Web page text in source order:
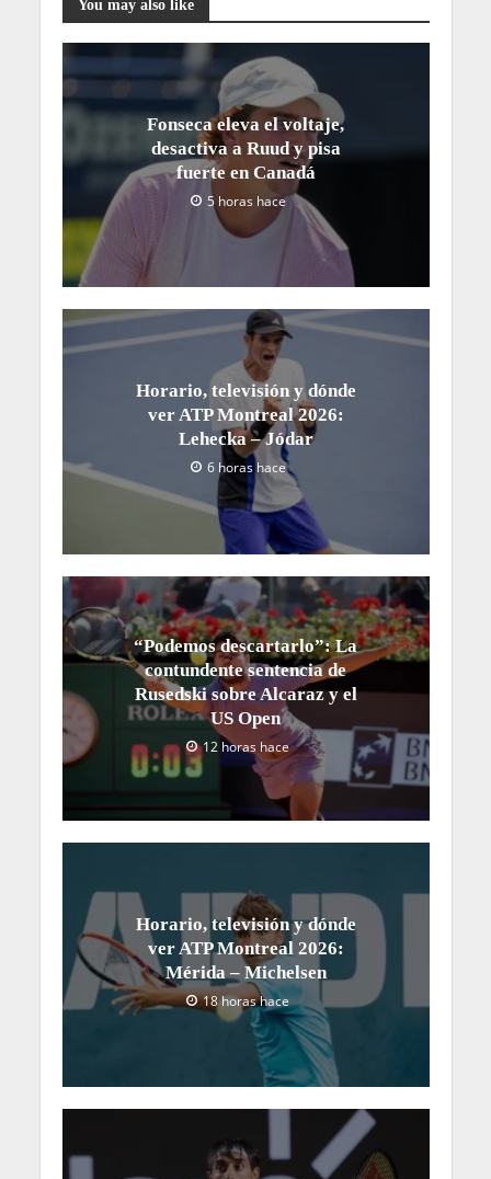
You may also like
Fonseca eleva el voltaje,
desactiva a Ruud y pisa
fuerte en Canadá
5 horas hace
Horario, televisión y dónde
ver ATP Montreal 2026:
Lehecka – Jódar
6 horas hace
“Podemos descartarlo”: La
contundente sentencia de
Rusedski sobre Alcaraz y el
US Open
12 horas hace
Horario, televisión y dónde
ver ATP Montreal 2026:
Mérida – Michelsen
18 horas hace